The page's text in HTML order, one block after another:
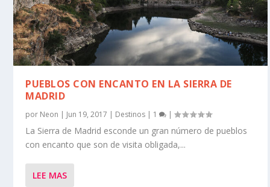
PUEBLOS CON ENCANTO EN LA SIERRA DE
MADRID
por Neon | Jun 19, 2017 | Destinos | 1 |
La Sierra de Madrid esconde un gran número de pueblos
con encanto que son de visita obligada,...
LEE MAS